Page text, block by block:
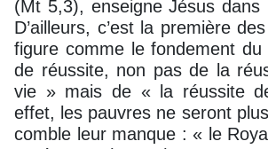
(Mt 5,3), enseigne Jésus dans
D’ailleurs, c’est la première
figure comme le fondement du
de réussite, non pas de la
vie » mais de « la réussite
effet, les pauvres ne seront
comble leur manque : « le